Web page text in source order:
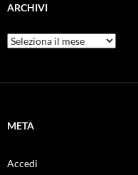
ARCHIVI
Archivi
META
Accedi